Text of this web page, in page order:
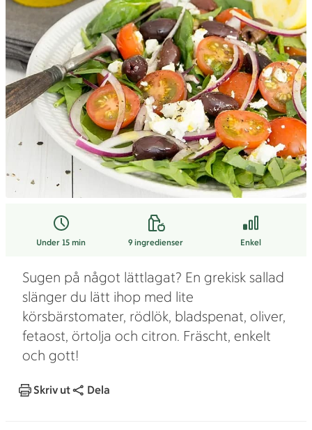
Under 15 min 9ingredienser Enkel
Sugen på något lättlagat? En grekisk sallad
slänger du lätt ihop med lite
körsbärstomater, rödlök, bladspenat, oliver,
fetaost, örtolja och citron. Fräscht, enkelt
och gott!
Skriv ut Dela